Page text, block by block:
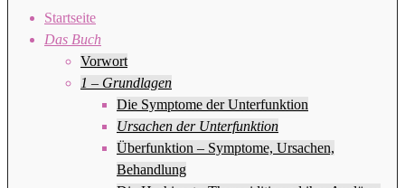
Startseite
Das Buch
Vorwort
1 – Grundlagen
Die Symptome der Unterfunktion
Ursachen der Unterfunktion
Überfunktion – Symptome, Ursachen,
Behandlung